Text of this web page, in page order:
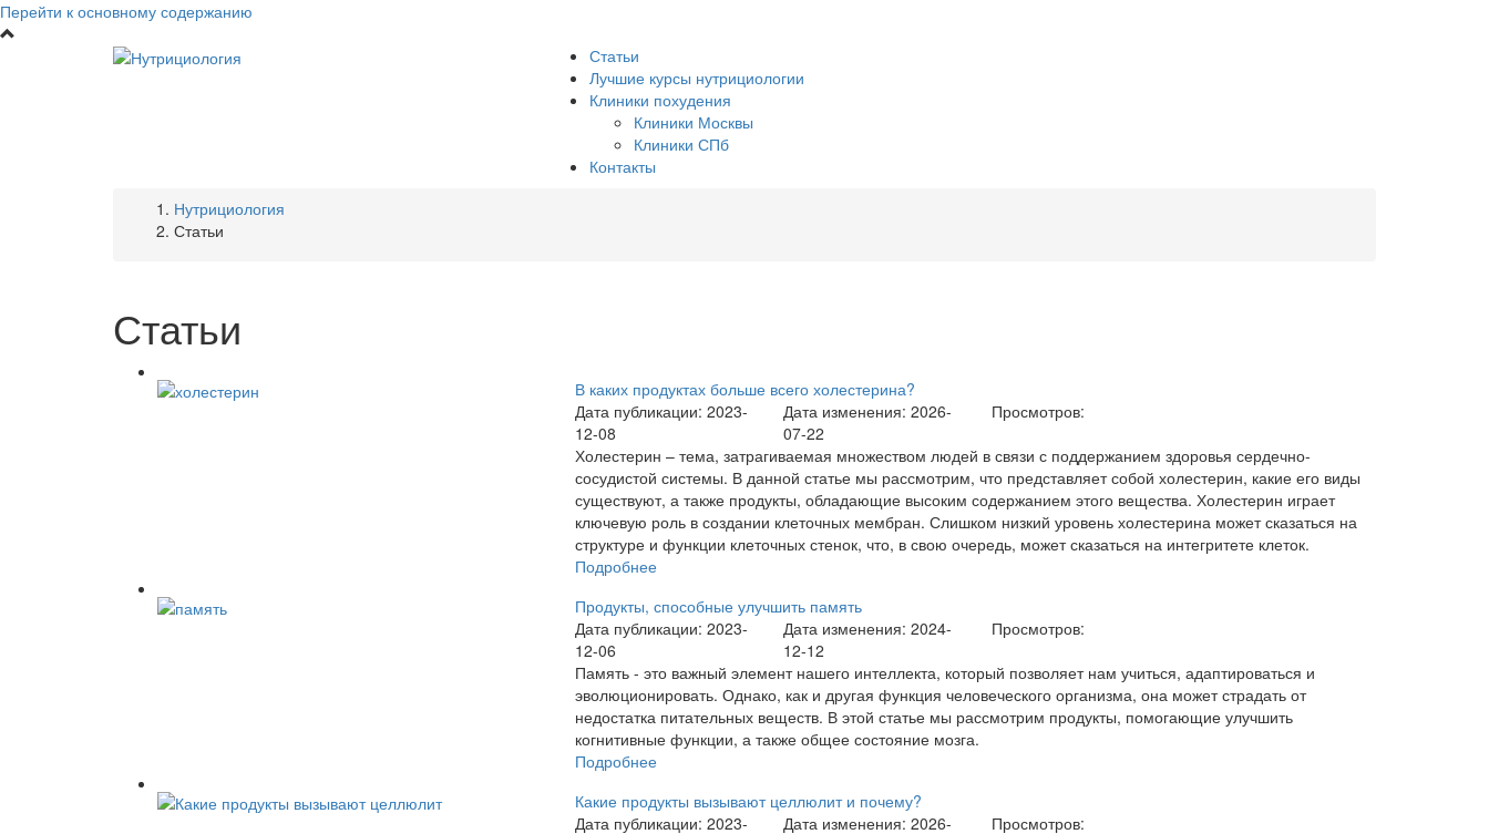
Перейти к основному содержанию
Статьи
Лучшие курсы нутрициологии
Клиники похудения
Клиники Москвы
Клиники СПб
Контакты
Нутрициология
Статьи
Статьи
В каких продуктах больше всего холестерина?
Дата публикации: 2023-
12-08
Дата изменения: 2026-
07-22
Просмотров:
Холестерин – тема, затрагиваемая множеством людей в связи с поддержанием здоровья сердечно-
сосудистой системы. В данной статье мы рассмотрим, что представляет собой холестерин, какие его виды
существуют, а также продукты, обладающие высоким содержанием этого вещества. Холестерин играет
ключевую роль в создании клеточных мембран. Слишком низкий уровень холестерина может сказаться на
структуре и функции клеточных стенок, что, в свою очередь, может сказаться на интегритете клеток.
Подробнее
Продукты, способные улучшить память
Дата публикации: 2023-
12-06
Дата изменения: 2024-
12-12
Просмотров:
Память - это важный элемент нашего интеллекта, который позволяет нам учиться, адаптироваться и
эволюционировать. Однако, как и другая функция человеческого организма, она может страдать от
недостатка питательных веществ. В этой статье мы рассмотрим продукты, помогающие улучшить
когнитивные функции, а также общее состояние мозга.
Подробнее
Какие продукты вызывают целлюлит и почему?
Дата публикации: 2023-
Дата изменения: 2026-
Просмотров: